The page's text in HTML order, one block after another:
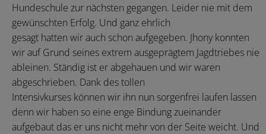
Hundeschule zur nächsten gegangen. Leider nie mit dem
gewünschten Erfolg. Und ganz ehrlich
gesagt hatten wir auch schon aufgegeben. Jhony konnten
wir auf Grund seines extrem ausgeprägtem Jagdtriebes nie
ableinen. Ständig ist er abgehauen und wir waren
abgeschrieben. Dank des tollen
Intensivkurses können wir ihn nun sorgenfrei laufen lassen
denn wir haben so eine enge Bindung zueinander
aufgebaut das er uns nicht mehr von der Seite weicht. Und